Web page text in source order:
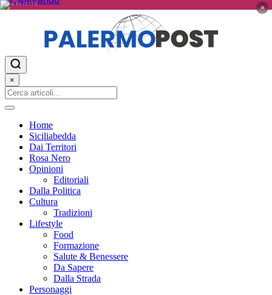
PUBBLICITÀ ×
×
Home
Siciliabedda
Dai Territori
Rosa Nero
Opinioni
Editoriali
Dalla Politica
Cultura
Tradizioni
Lifestyle
Food
Formazione
Salute & Benessere
Da Sapere
Dalla Strada
Personaggi